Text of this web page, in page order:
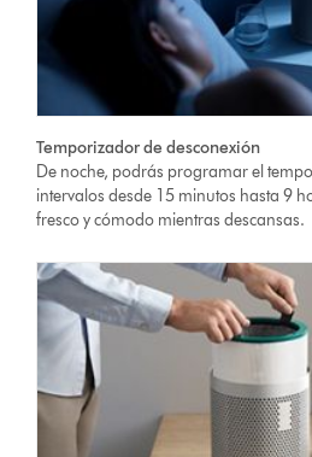
Temporizador de desconexión
De noche, podrás programar el
intervalos desde 15 minutos hasta 9
fresco y cómodo mientras descansas.